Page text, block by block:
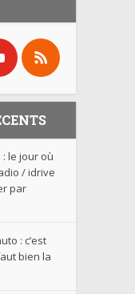
: le jour où
/ idrive
par
: c’est
bien la